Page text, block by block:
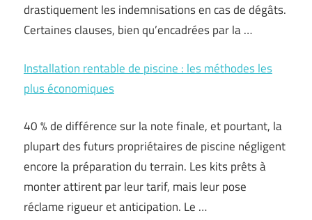
drastiquement les indemnisations en cas de dégâts.
Certaines clauses, bien qu’encadrées par la …
Installation rentable de piscine : les méthodes les
plus économiques
40 % de différence sur la note finale, et pourtant, la
plupart des futurs propriétaires de piscine négligent
encore la préparation du terrain. Les kits prêts à
monter attirent par leur tarif, mais leur pose
réclame rigueur et anticipation. Le …